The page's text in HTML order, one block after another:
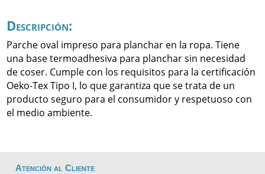
Descripción:
Parche oval impreso para planchar en la ropa. Tiene
una base termoadhesiva para planchar sin necesidad
de coser. Cumple con los requisitos para la certificación
Oeko-Tex Tipo I, lo que garantiza que se trata de un
producto seguro para el consumidor y respetuoso con
el medio ambiente.
Atención al Cliente